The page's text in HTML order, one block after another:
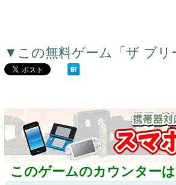
▼この無料ゲーム「ザ ブリ
このゲームのカウンター